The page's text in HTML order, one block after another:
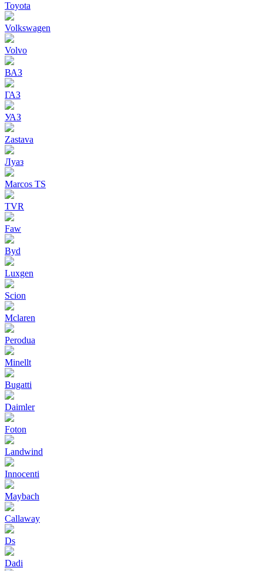
Toyota
Volkswagen
Volvo
ВАЗ
ГАЗ
УАЗ
Zastava
Луаз
Marcos TS
TVR
Faw
Byd
Luxgen
Scion
Mclaren
Perodua
Minellt
Bugatti
Daimler
Foton
Landwind
Innocenti
Maybach
Callaway
Ds
Dadi